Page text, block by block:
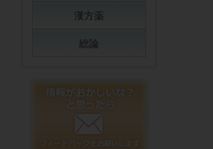
漢方薬
総論